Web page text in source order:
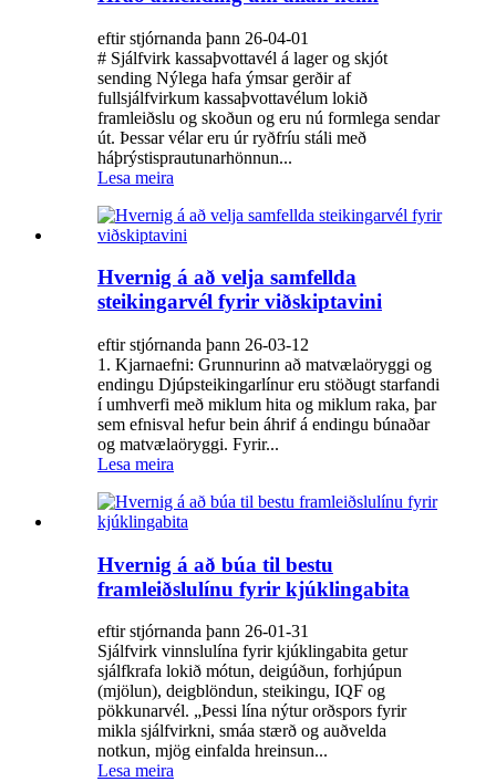
eftir stjórnanda þann 26-04-01
# Sjálfvirk kassaþvottavél á lager og skjót
sending Nýlega hafa ýmsar gerðir af
fullsjálfvirkum kassaþvottavélum lokið
framleiðslu og skoðun og eru nú formlega sendar
út. Þessar vélar eru úr ryðfríu stáli með
háþrýstisprautunarhönnun...
Lesa meira
Hvernig á að velja samfellda
steikingarvél fyrir viðskiptavini
eftir stjórnanda þann 26-03-12
1. Kjarnaefni: Grunnurinn að matvælaöryggi og
endingu Djúpsteikingarlínur eru stöðugt starfandi
í umhverfi með miklum hita og miklum raka, þar
sem efnisval hefur bein áhrif á endingu búnaðar
og matvælaöryggi. ‌Fyrir...
Lesa meira
Hvernig á að búa til bestu
framleiðslulínu fyrir kjúklingabita
eftir stjórnanda þann 26-01-31
Sjálfvirk vinnslulína fyrir kjúklingabita getur
sjálfkrafa lokið mótun, deigúðun, forhjúpun
(mjölun), deigblöndun, steikingu, IQF og
pökkunarvél. „Þessi lína nýtur orðspors fyrir
mikla sjálfvirkni, smáa stærð og auðvelda
notkun, mjög einfalda hreinsun...
Lesa meira